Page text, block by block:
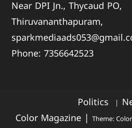
Near DPI Jn., Thycaud PO,
Thiruvananthapuram,
Phone:7356642523
Politics
Color Magazine
Theme: